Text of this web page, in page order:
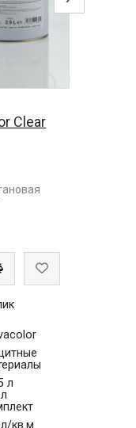
Clear
л